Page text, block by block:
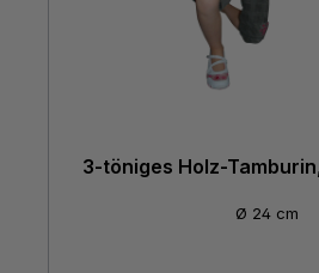
3-töniges Holz-
Ø 24 cm